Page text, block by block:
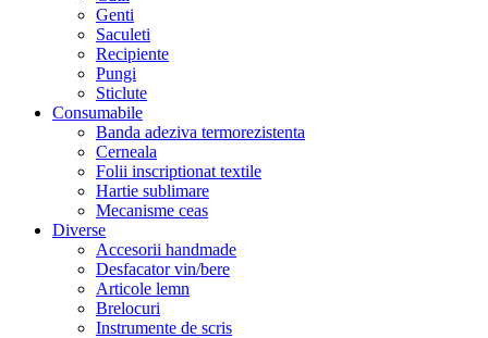
Genti
Saculeti
Recipiente
Pungi
Sticlute
Consumabile
Banda adeziva termorezistenta
Cerneala
Folii inscriptionat textile
Hartie sublimare
Mecanisme ceas
Diverse
Accesorii handmade
Desfacator vin/bere
Articole lemn
Brelocuri
Instrumente de scris